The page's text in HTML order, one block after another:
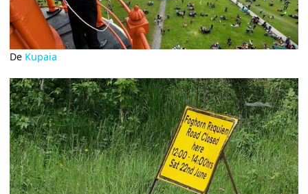
De Kupaia